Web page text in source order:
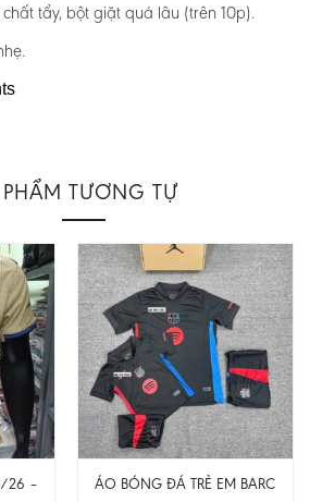
tẩy, bột giặt quá lâu (trên 10p).
TƯƠNG TỰ
26 – BẢN PLAYER – CHỈ CÓ ÁO
ÁO BÓNG ĐÁ TRẺ EM